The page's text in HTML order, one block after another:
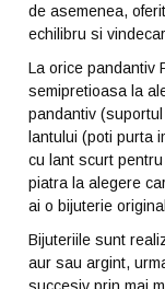
de asemenea,
echilibru si
La orice pandantiv
semipretioasa la
pandantiv
lantului (poti purta
cu lant scurt
piatra la alegere
ai o bijuterie
Bijuteriile sunt
aur sau argint,
succesiv prin mai